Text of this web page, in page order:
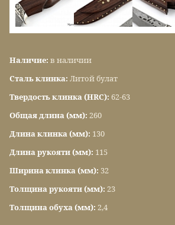
Наличие: в наличии
Сталь клинка: Литой булат
Твердость клинка (HRC): 62-63
Общая длина (мм): 260
Длина клинка (мм): 130
Длина рукояти (мм): 115
Ширина клинка (мм): 32
Толщина рукояти (мм): 23
Толщина обуха (мм): 2,4